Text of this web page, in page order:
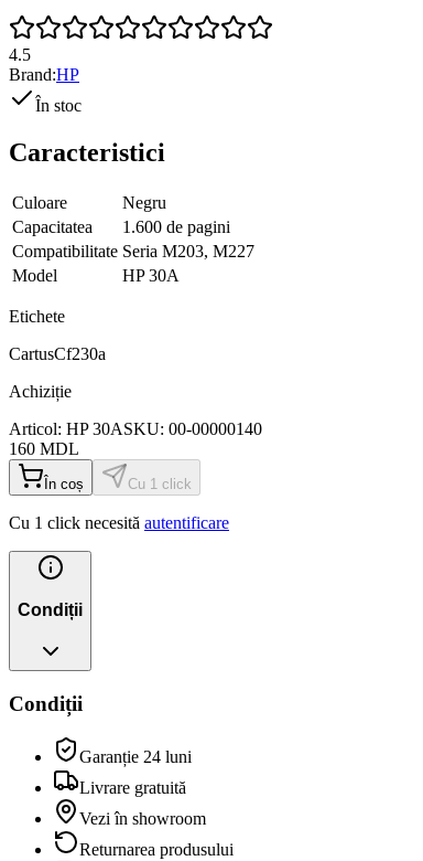
4.5
Brand:HP
În stoc
Caracteristici
Culoare
Negru
Capacitatea
1.600 de pagini
Compatibilitate Seria M203, M227
Model
HP 30A
Etichete
CartusCf230a
Achiziție
Articol: HP 30ASKU: 00-00000140
160 MDL
În coș Cu 1 click
Cu 1 click necesită autentificare
Condiții
Condiții
Garanție 24 luni
Livrare gratuită
Vezi în showroom
Returnarea produsului